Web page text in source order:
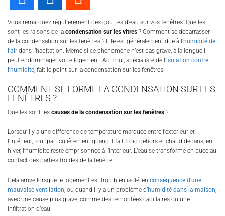
Vous remarquez régulièrement des gouttes d’eau sur vos fenêtres. Quelles
sont les raisons de la condensation sur les vitres ? Comment se débarrasser
de la condensation sur les fenêtres ? Elle est généralement due à l’humidité de
l’air dans l’habitation. Même si ce phénomène n’est pas grave, à la longue il
peut endommager votre logement. Actimur, spécialiste de l’isolation contre
l’humidité , fait le point sur la condensation sur les fenêtres.
COMMENT SE FORME LA CONDENSATION SUR LES
FENÊTRES ?
Quelles sont les causes de la condensation sur les fenêtres ?
Lorsqu’il y a une différence de température marquée entre l’extérieur et
l’intérieur, tout particulièrement quand il fait froid dehors et chaud dedans, en
hiver, l’humidité reste emprisonnée à l’intérieur. L’eau se transforme en buée au
contact des parties froides de la fenêtre.
Cela arrive lorsque le logement est trop bien isolé, en conséquence d’une
mauvaise ventilation , ou quand il y a un problème d’humidité dans la maison
avec une cause plus grave, comme des remontées capillaires ou une
infiltration d’eau.